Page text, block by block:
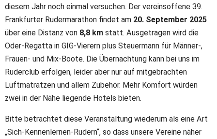
diesem Jahr noch einmal versuchen. Der vereinsoffene 39.
Frankfurter Rudermarathon findet am 20. September 2025
über eine Distanz von 8,8 km statt. Ausgetragen wird die
Oder-Regatta in GIG-Vierern plus Steuermann für Männer-,
Frauen- und Mix-Boote. Die Übernachtung kann bei uns im
Ruderclub erfolgen, leider aber nur auf mitgebrachten
Luftmatratzen und allem Zubehör. Mehr Komfort würden
zwei in der Nähe liegende Hotels bieten.
Bitte betrachtet diese Veranstaltung wiederum als eine Art
„Sich-Kennenlernen-Rudern“, so dass unsere Vereine näher